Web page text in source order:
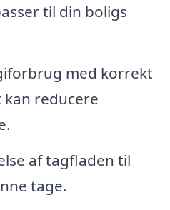
til din boligs
med korrekt
reducere
af tagfladen til
tage.